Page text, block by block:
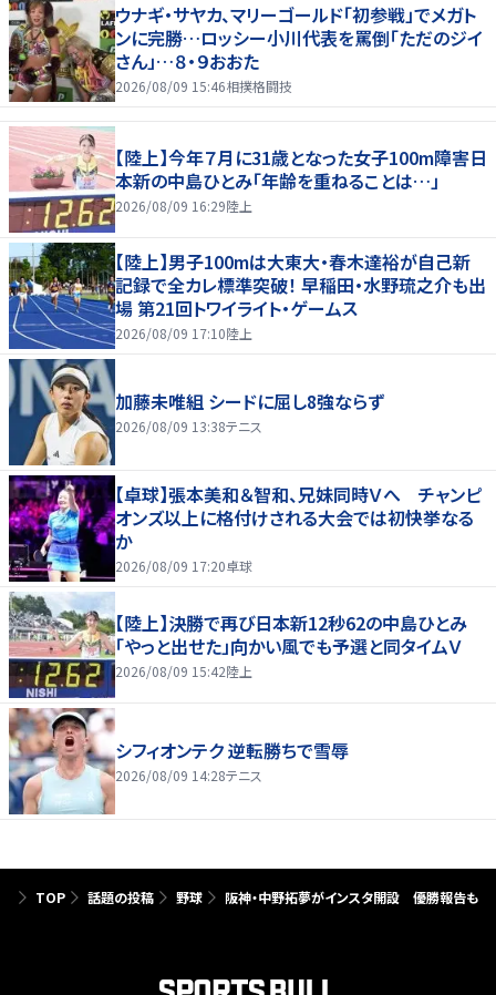
ウナギ・サヤカ、マリーゴールド「初参戦」でメガト
ンに完勝…ロッシー小川代表を罵倒「ただのジイ
さん」…８・９おおた
2026/08/09 15:46相撲格闘技
【陸上】今年７月に31歳となった女子100m障害日
本新の中島ひとみ「年齢を重ねることは…」
2026/08/09 16:29陸上
【陸上】男子100mは大東大・春木達裕が自己新
記録で全カレ標準突破！ 早稲田・水野琉之介も出
場 第21回トワイライト・ゲームス
2026/08/09 17:10陸上
加藤未唯組 シードに屈し8強ならず
2026/08/09 13:38テニス
【卓球】張本美和＆智和、兄妹同時Ｖへ チャンピ
オンズ以上に格付けされる大会では初快挙なる
か
2026/08/09 17:20卓球
【陸上】決勝で再び日本新12秒62の中島ひとみ
「やっと出せた」向かい風でも予選と同タイムＶ
2026/08/09 15:42陸上
シフィオンテク 逆転勝ちで雪辱
2026/08/09 14:28テニス
TOP 話題の投稿 野球 阪神・中野拓夢がインスタ開設 優勝報告も